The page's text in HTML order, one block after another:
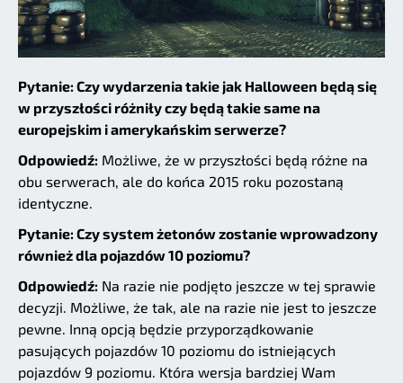
Pytanie: Czy wydarzenia takie jak Halloween będą się
w przyszłości różniły czy będą takie same na
europejskim i amerykańskim serwerze?
Odpowiedź: Możliwe, że w przyszłości będą różne na
obu serwerach, ale do końca 2015 roku pozostaną
identyczne.
Pytanie: Czy system żetonów zostanie wprowadzony
również dla pojazdów 10 poziomu?
Odpowiedź: Na razie nie podjęto jeszcze w tej sprawie
decyzji. Możliwe, że tak, ale na razie nie jest to jeszcze
pewne. Inną opcją będzie przyporządkowanie
pasujących pojazdów 10 poziomu do istniejących
pojazdów 9 poziomu. Która wersja bardziej Wam